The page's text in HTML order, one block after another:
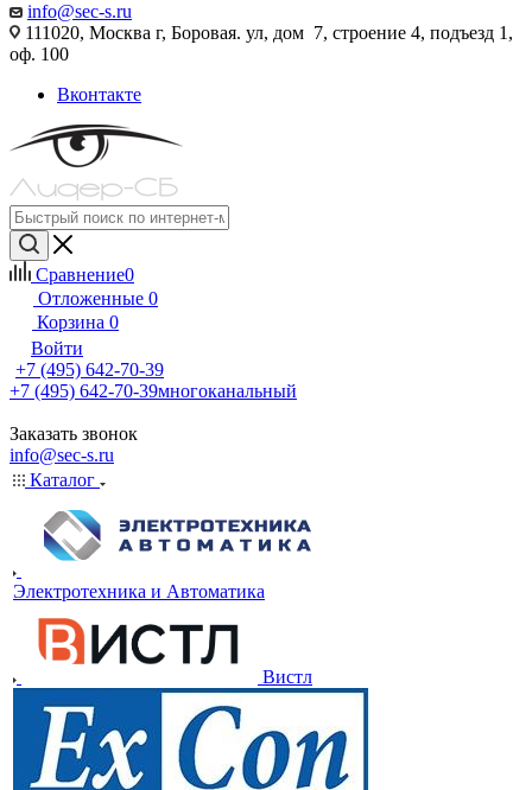
info@sec-s.ru
111020, Москва г, Боровая. ул, дом 7, строение 4, подъезд 1,
оф. 100
Вконтакте
Сравнение0
Отложенные 0
Корзина 0
Войти
+7 (495) 642-70-39
+7 (495) 642-70-39многоканальный
Заказать звонок
info@sec-s.ru
Каталог
Электротехника и Автоматика
Вистл